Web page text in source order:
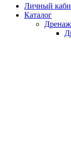
Личный
Каталог